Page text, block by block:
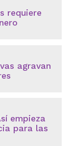
requiere
agravan
empieza
para las